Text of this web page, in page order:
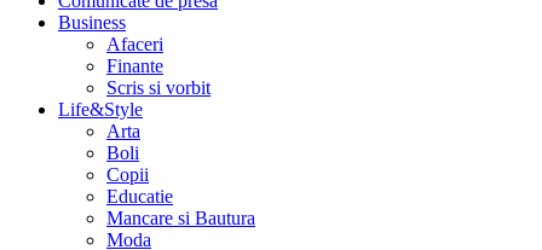
Business
Afaceri
Finante
Scris si vorbit
Life&Style
Arta
Boli
Copii
Educatie
Mancare si Bautura
Moda